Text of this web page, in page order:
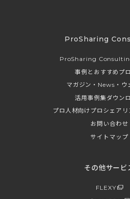
ProSharing
ProSharing
事例とおすすめプ
マガジン・News・ウ
活用事例集ダウン
プロ人材向けプロシェアリ
お問い合わせ
サイトマップ
その他サービ
FLEXY